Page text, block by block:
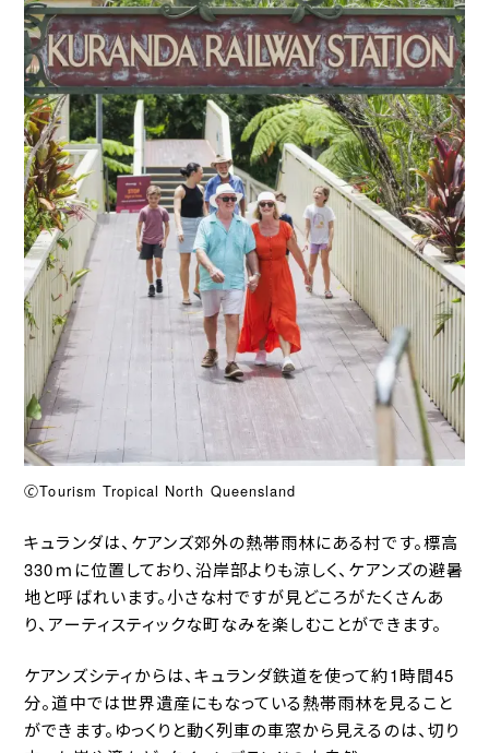
🄫Tourism Tropical North Queensland
キュランダは、ケアンズ郊外の熱帯雨林にある村です。標高
330ｍに位置しており、沿岸部よりも涼しく、ケアンズの避暑
地と呼ばれいます。小さな村ですが見どころがたくさんあ
り、アーティスティックな町なみを楽しむことができます。
ケアンズシティからは、キュランダ鉄道を使って約1時間45
分。道中では世界遺産にもなっている熱帯雨林を見ること
ができます。ゆっくりと動く列車の車窓から見えるのは、切り